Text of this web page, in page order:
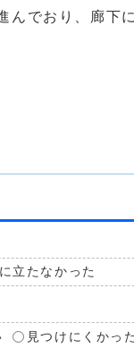
でおり、廊下
立たなかった
見つけにくかった